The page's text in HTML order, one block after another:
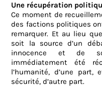
Une récupération
Ce moment de
des factions politiques
remarquer. Et au lieu
soit la source d’un
innocence et de
immédiatement été
l’humanité, d’une
sécurité, d’autre part.